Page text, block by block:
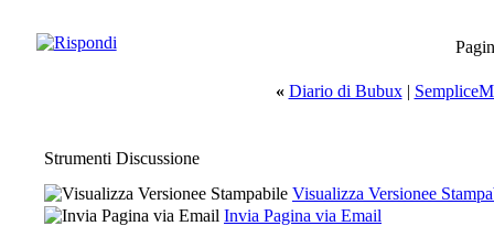
« Diario di Bubux|
Strumenti Discussione
Visualizza Versionee
Invia Pagina via Email